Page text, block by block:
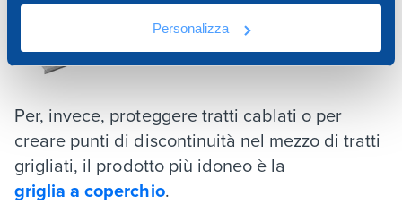
Personalizza
Per, invece, proteggere tratti cablati o per
creare punti di discontinuità nel mezzo di tratti
grigliati, il prodotto più idoneo è la
griglia a coperchio.